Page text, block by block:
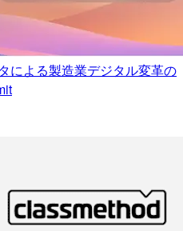
による製造業デジタル変革の